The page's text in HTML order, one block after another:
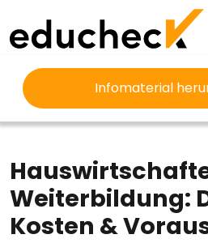
Infomaterial
EDUCHECK
AUSBILDUNG
HAUSWIRTSCHAFTER
Weiterbildung:
Kosten &